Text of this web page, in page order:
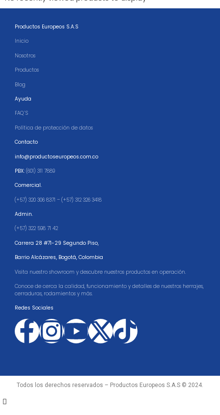
Productos Europeos S.A.S
Inicio
Nosotros
Productos
Blog
Ayuda
FAQ´S
Política de protección de datos
Contacto
info@productoseuropeos.com.co
PBX: (601) 311 7889
Comercial.
(+57) 320 306 8371 – (+57) 312 326 3418
Admin.
(+57) 322 598 71 42
Carrera 28 #71-29 Segundo Piso,
Barrio Alcázares, Bogotá, Colombia
Visita nuestro showroom y descubre nuestros productos en operación.
Conoce de cerca la calidad, funcionamiento y detalles de nuestros herrajes,
cerraduras, rodamientos y más.
Redes Sociales
Todos los derechos reservados – Productos Europeos S.A.S © 2024.